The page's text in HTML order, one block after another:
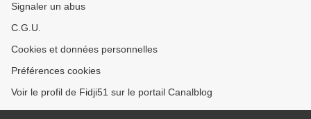
Signaler un abus
C.G.U.
Cookies et données personnelles
Préférences cookies
Voir le profil de Fidji51 sur le portail Canalblog